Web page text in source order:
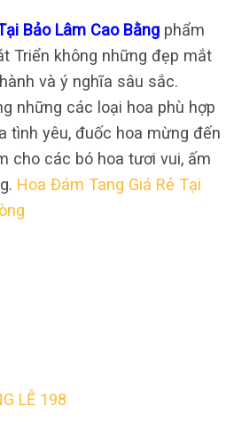
Bảo Lâm Cao Bằng phẩm
Triển không những đẹp mắt
và ý nghĩa sâu sắc.
những các loại hoa phù hợp
tình yêu, đuốc hoa mừng đến
cho các bó hoa tươi vui, ấm
Hoa Đám Tang Giá Rẻ Tại
LỄ 198